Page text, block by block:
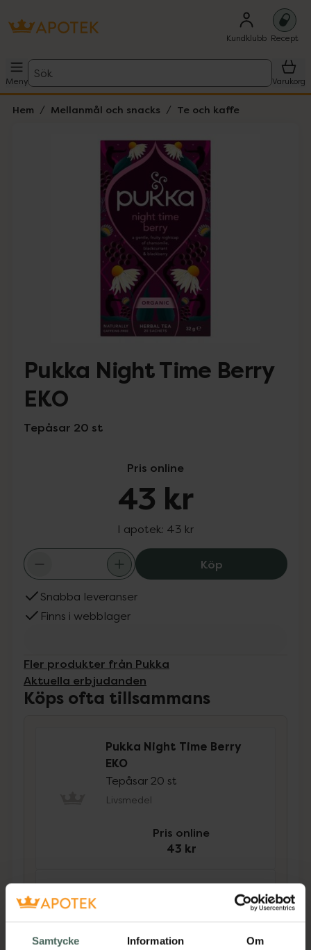
Samtycke Information Om
Kundklubb Recept
Meny
Sök
Varukorg
Hem Mellanmål och snacks Te och kaffe
Lista: . Innehåller 1 objekt.
Pukka Night Time Berry
EKO
Tepåsar 20 st
Pris online
43 kr
I apotek: 43 kr
KöpPukka Night
Snabba leveranser
Finns i webblager
Fler produkter från Pukka
Aktuella erbjudanden
Köps ofta tillsammans
Pukka Night Time Berry
EKO
Tepåsar 20 st
Livsmedel
Pris online
43 kr
Livsmedel